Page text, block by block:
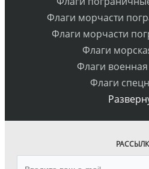
Флаги морчасти
Флаги морчасти
Флаги
Флаги
Флаги